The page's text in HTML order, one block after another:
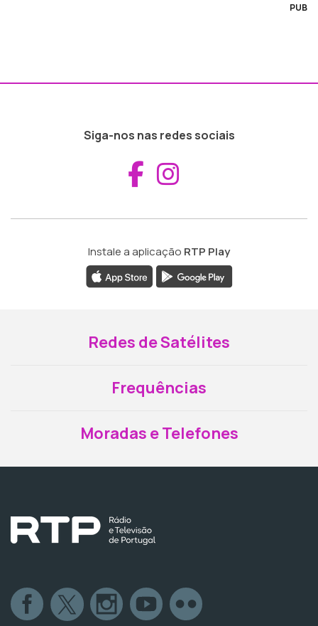
PUB
Siga-nos nas redes sociais
Aceder ao
Instale a aplicação RTP Play
Redes de Satélites
Frequências
Moradas e Telefones